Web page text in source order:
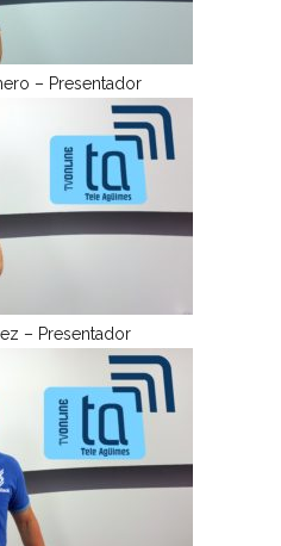
– Presentador
– Presentador